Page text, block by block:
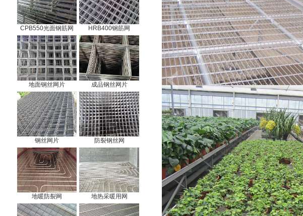
CPB550光面钢筋网 HRB400钢筋网
地面钢丝网片 成品钢丝网片
钢丝网片 防裂钢丝网
地暖防裂网 地热采暖用网